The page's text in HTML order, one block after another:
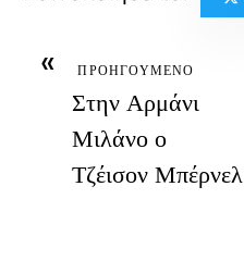
« ΠΡΟΗΓΟΥΜΕΝΟ
Στην Αρμάνι
Μιλάνο ο
Τζέισον Μπέρνελ